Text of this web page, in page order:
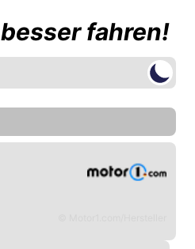
besser fahren!